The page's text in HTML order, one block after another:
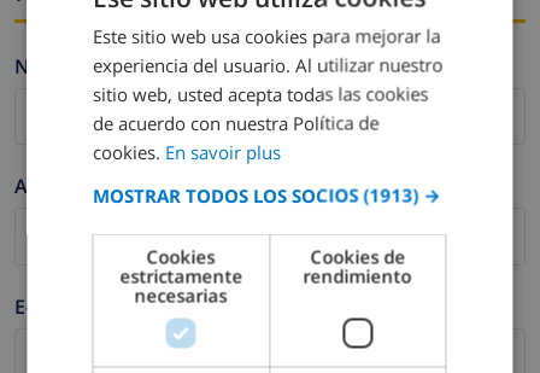
Nombre *
Apellidos *
E-mail *
FRENCH
DUTCH
FRENCH
GERMAN
CATALAN
ITALIAN
DANISH
Este sitio web usa cookies para mejorar la
experiencia del usuario. Al utilizar nuestro
sitio web, usted acepta todas las cookies
de acuerdo con nuestra Política de
cookies. En savoir plus
MOSTRAR TODOS LOS SOCIOS (1913) →
Cookies
estrictamente
necesarias
Cookies de
rendimiento